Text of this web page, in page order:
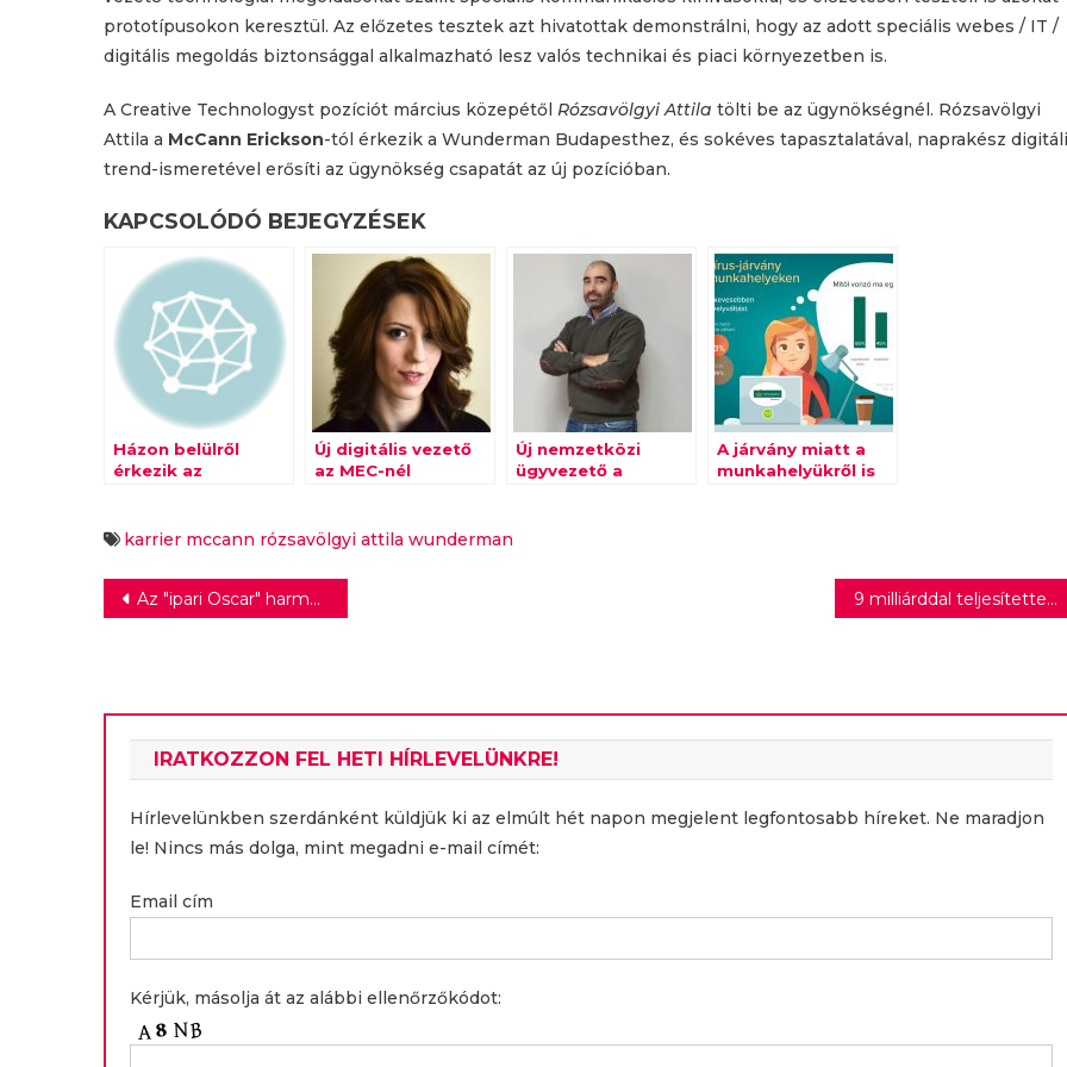
prototípusokon keresztül. Az előzetes tesztek azt hivatottak demonstrálni, hogy az adott speciális webes / IT /
digitális megoldás biztonsággal alkalmazható lesz valós technikai és piaci környezetben is.
A Creative Technologyst pozíciót március közepétől Rózsavölgyi Attila tölti be az ügynökségnél. Rózsavölgyi
Attila a McCann Erickson-tól érkezik a Wunderman Budapesthez, és sokéves tapasztalatával, naprakész
trend-ismeretével erősíti az ügynökség csapatát az új pozícióban.
KAPCSOLÓDÓ BEJEGYZÉSEK
Házon belülről
érkezik az
Új digitális vezető
az MEC-nél
Új nemzetközi
ügyvezető a
A járvány miatt a
munkahelyükről is
karrier mccann rózsavölgyi attila wunderman
Bejegyzés
Az ″ipari Oscar″ harmadik fokozatát is elnyerte a Tetra Pak 9 milliárddal teljesítette tervét a Szentkirályi
IRATKOZZON FEL HETI HÍRLEVELÜNKRE!
Hírlevelünkben szerdánként küldjük ki az elmúlt hét napon megjelent legfontosabb híreket. Ne maradjon
le! Nincs más dolga, mint megadni e-mail címét:
Email cím
Kérjük, másolja át az alábbi ellenőrzőkódot: